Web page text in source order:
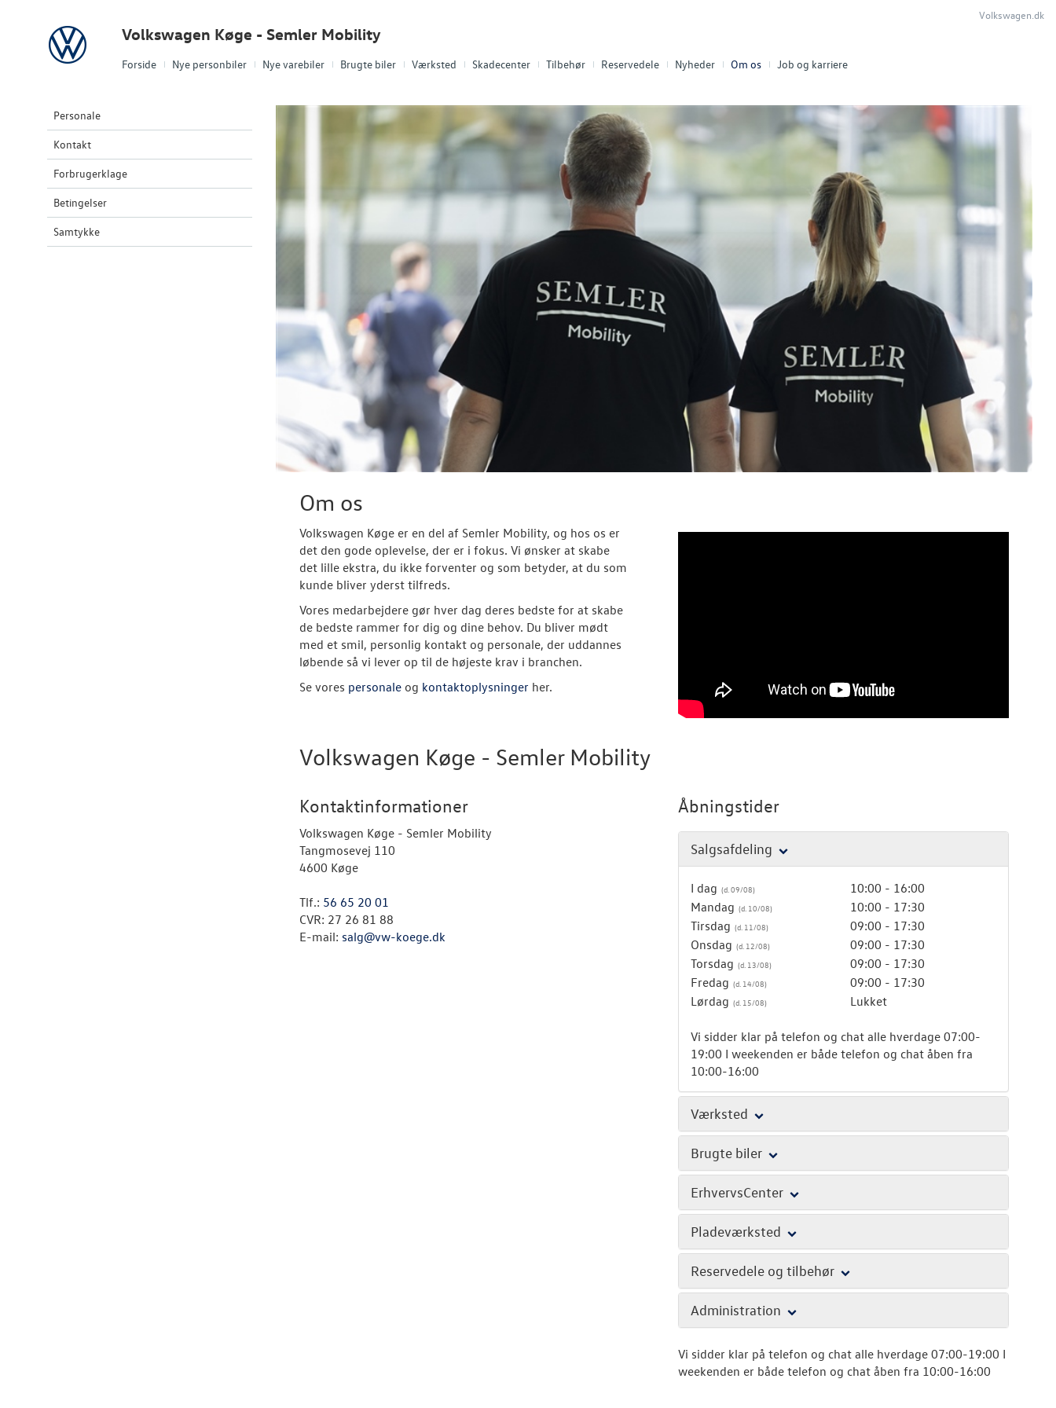
Forside Nye personbiler Nye varebiler Brugte biler Værksted Skadecenter Tilbehør Reservedele Nyheder Om os Job og karriere
Volkswagen Volkswagen Køge - Semler Mobility
Volkswagen.dk
Personale
Kontakt
Forbrugerklage
Betingelser
Samtykke
Om os
Volkswagen Køge er en del af Semler Mobility, og hos os er
det den gode oplevelse, der er i fokus. Vi ønsker at skabe
det lille ekstra, du ikke forventer og som betyder, at du som
kunde bliver yderst tilfreds.
Vores medarbejdere gør hver dag deres bedste for at skabe
de bedste rammer for dig og dine behov. Du bliver mødt
med et smil, personlig kontakt og personale, der uddannes
løbende så vi lever op til de højeste krav i branchen.
Se vores personale og kontaktoplysninger her.
Volkswagen Køge - Semler Mobility
Kontaktinformationer
Volkswagen Køge - Semler Mobility
Tangmosevej 110
4600 Køge
Tlf.: 56 65 20 01
CVR: 27 26 81 88
E-mail: salg@vw-koege.dk
Åbningstider
Salgsafdeling
I dag
10:00 - 16:00
Mandag
10:00 - 17:30
Tirsdag
09:00 - 17:30
Onsdag
09:00 - 17:30
Torsdag
09:00 - 17:30
Fredag
09:00 - 17:30
Lørdag
Lukket
Vi sidder klar på telefon og chat alle hverdage 07:00-
19:00 I weekenden er både telefon og chat åben fra
10:00-16:00
Værksted
Brugte biler
ErhvervsCenter
Pladeværksted
Reservedele og tilbehør
Administration
Vi sidder klar på telefon og chat alle hverdage 07:00-19:00 I
weekenden er både telefon og chat åben fra 10:00-16:00